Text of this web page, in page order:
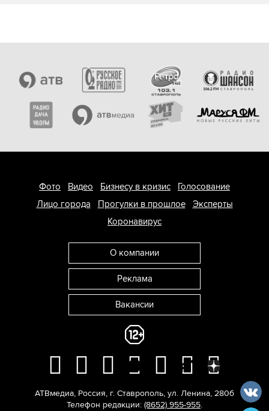
Фото Видео Бизнесу в кризис
Голосование
Лицо города
Прогулки в прошлое
Эксперты
Коронавирус
О компании
Реклама
Вакансии
АТВмедиа, Россия, г. Ставрополь, ул. Ленина, 280б
Телефон редакции: (8652) 955-955.